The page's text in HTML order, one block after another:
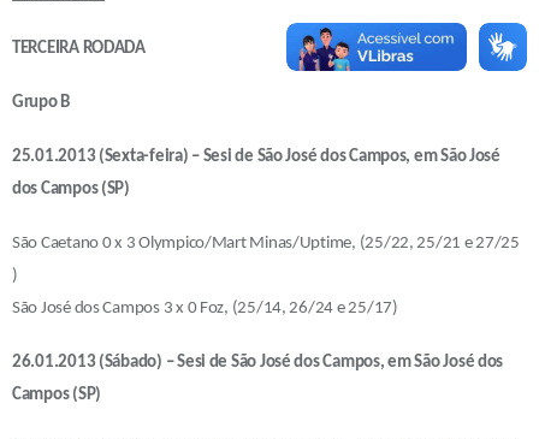
TERCEIRA RODADA
Grupo B
25.01.2013 (Sexta-feira) – Sesi de São José dos Campos, em São José
dos Campos (SP)
São Caetano 0 x 3 Olympico/Mart Minas/Uptime, (25/22, 25/21 e 27/25
)
São José dos Campos 3 x 0 Foz, (25/14, 26/24 e 25/17)
26.01.2013 (Sábado) – Sesi de São José dos Campos, em São José dos
Campos (SP)